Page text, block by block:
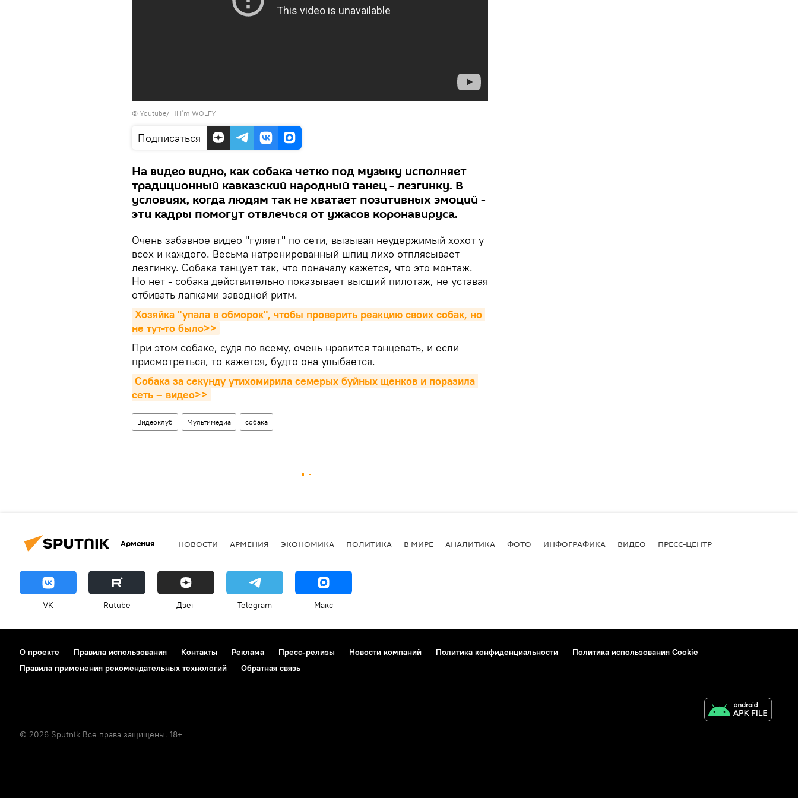
© Youtube/ Hi I`m WOLFY
Подписаться
На видео видно, как собака четко под музыку исполняет
традиционный кавказский народный танец - лезгинку. В
условиях, когда людям так не хватает позитивных эмоций -
эти кадры помогут отвлечься от ужасов коронавируса.
Очень забавное видео "гуляет" по сети, вызывая неудержимый хохот у
всех и каждого. Весьма натренированный шпиц лихо отплясывает
лезгинку. Собака танцует так, что поначалу кажется, что это монтаж.
Но нет - собака действительно показывает высший пилотаж, не уставая
отбивать лапками заводной ритм.
Хозяйка "упала в обморок", чтобы проверить реакцию своих собак, но
не тут-то было>>
При этом собаке, судя по всему, очень нравится танцевать, и если
присмотреться, то кажется, будто она улыбается.
Собака за секунду утихомирила семерых буйных щенков и поразила
сеть – видео>>
Видеоклуб Мультимедиа собака
Армения НОВОСТИ АРМЕНИЯ ЭКОНОМИКА ПОЛИТИКА В МИРЕ АНАЛИТИКА ФОТО ИНФОГРАФИКА ВИДЕО ПРЕСС-ЦЕНТР
VK Rutube Дзен Telegram Макс
О проекте Правила использования Контакты Реклама Пресс-релизы Новости компаний Политика конфиденциальности
Политика использования Cookie
Правила применения рекомендательных технологий
Обратная связь
© 2026 Sputnik Все права защищены. 18+